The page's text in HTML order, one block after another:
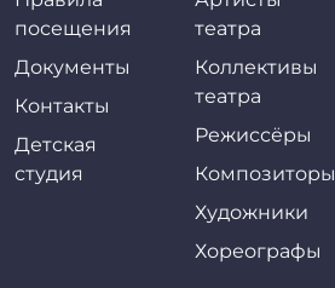
посещения
Документы
Контакты
Детская
студия
театра
Коллективы
театра
Режиссёры
Композиторы
Художники
Хореографы